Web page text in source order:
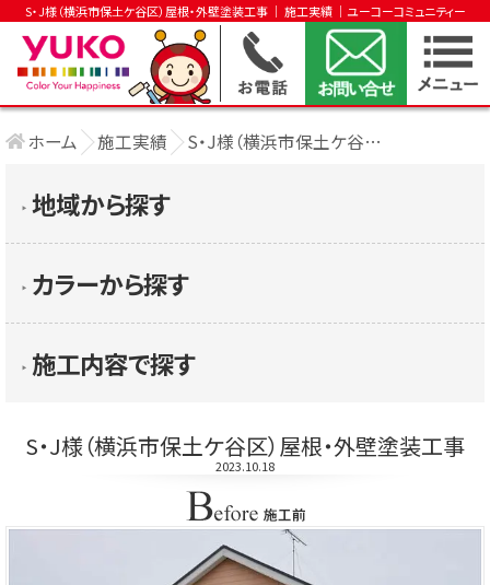
S・J様（横浜市保土ケ谷区）屋根・外壁塗装工事 │ 施工実績 │ユーコーコミュニティー
ホーム 施工実績 S・J様（横浜市保土ケ谷区）屋根・外壁塗装 ....
▶︎ 施工内容で探す
▶︎ カラーから探す
▶︎ 地域から探す
S・J様（横浜市保土ケ谷区）屋根・外壁塗装工事
2023.10.18